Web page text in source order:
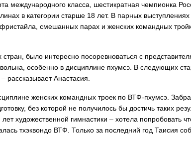
международного класса, шестикратная чемпионка
в категории старше 18 лет. В парных
смешанных парах и женских командных
было интересно посоревноваться с
особенно в дисциплине пхумсэ. В следующих
рассказывает Анастасия.
женских командных троек по ВТФ-пхумсэ.
без которой не получилось бы достичь таких
художественной гимнастики – хотела попробовать
тхэквондо ВТФ. Только за последний год Таисия
– рост от 26 копеек до 17 рублей
Семья с
бухты